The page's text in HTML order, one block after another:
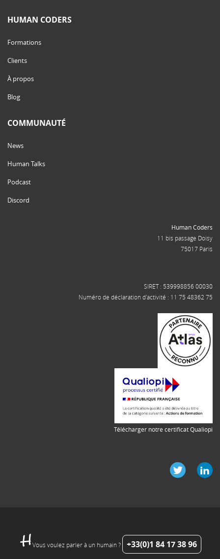
HUMAN CODERS
Formations
Clients
À propos
Blog
COMMUNAUTÉ
News
Human Talks
Podcast
Discord
Human Coders
11 bis passage Doisy
75017 Paris
SIRET : 539998856 00030
Numéro de déclaration d'activité : 11 75 48362 75
Télécharger notre certificat Qualiopi
Vous voulez parler à un humain ? +33(0)1 84 17 38 96